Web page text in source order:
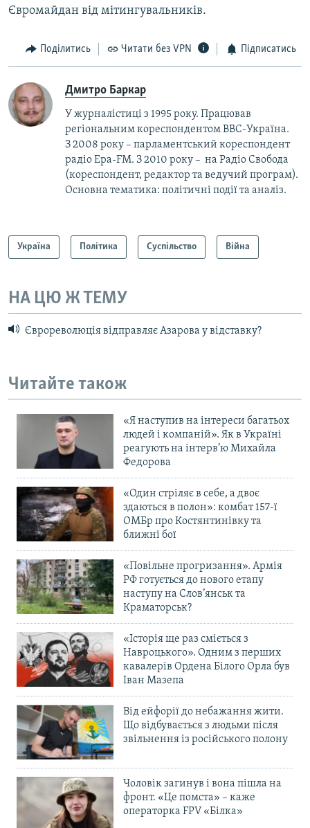
Євромайдан від мітингувальників.
Поділитись Читати без VPN Підписатись
Дмитро Баркар
У журналістиці з 1995 року. Працював
регіональним кореспондентом BBC-Україна.
З 2008 року – парламентський кореспондент
радіо Ера-FM. З 2010 року – на Радіо Свобода
(кореспондент, редактор та ведучий програм).
Основна тематика: політичні події та аналіз.
Україна Політика Суспільство Війна
НА ЦЮ Ж ТЕМУ
Єврореволюція відправляє Азарова у відставку?
Читайте також
«Я наступив на інтереси багатьох
людей і компаній». Як в Україні
реагують на інтерв’ю Михайла
Федорова
«Один стріляє в себе, а двоє
здаються в полон»: комбат 157-ї
ОМБр про Костянтинівку та
ближні бої
«Повільне прогризання». Армія
РФ готується до нового етапу
наступу на Слов’янськ та
Краматорськ?
«Історія ще раз сміється з
Навроцького». Одним з перших
кавалерів Ордена Білого Орла був
Іван Мазепа
Від ейфорії до небажання жити.
Що відбувається з людьми після
звільнення із російського полону
Чоловік загинув і вона пішла на
фронт. «Це помста» – каже
операторка FPV «Білка»